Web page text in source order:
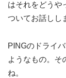
はそれをどうや
ついてお話しし
PINGのドライ
ようなもの。そ
ね。